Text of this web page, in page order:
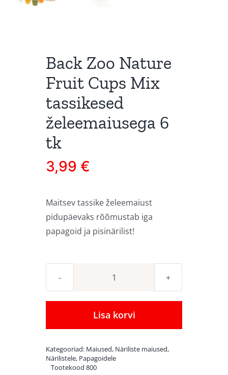
Back Zoo Nature
Fruit Cups Mix
tassikesed
želeemaiusega 6
tk
3,99 €
Maitsev tassike želeemaiust
pidupäevaks rõõmustab iga
papagoid ja pisinärilist!
Back
Nature
Fruit
Mix
Lisa korvi
Kategooriad: Maiused, Näriliste maiused,
Närilistele, Papagoidele
Tootekood 800